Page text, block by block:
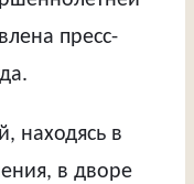
пресс-
находясь в
в дворе